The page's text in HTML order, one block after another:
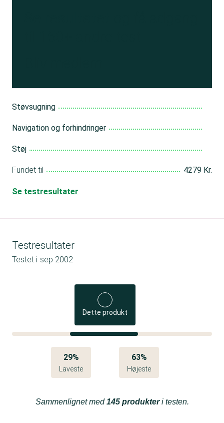
Støvsugning
Navigation og forhindringer
Støj
Fundet til 4279 Kr.
Se testresultater
Testresultater
Testet i sep 2002
Dette produkt
29%
Laveste
63%
Højeste
Sammenlignet med145 produkteri testen.